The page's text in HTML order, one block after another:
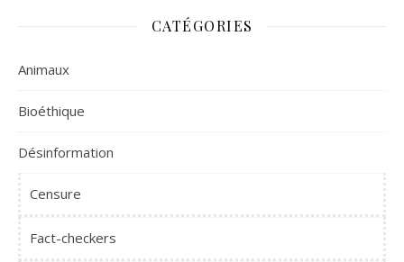
CATÉGORIES
Animaux
Bioéthique
Désinformation
Censure
Fact-checkers